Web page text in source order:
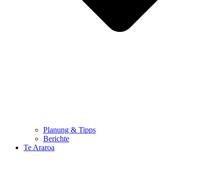
Planung & Tipps
Berichte
Te Araroa